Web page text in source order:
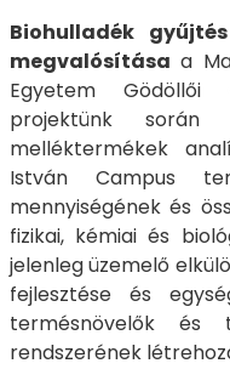
Biohulladék
megvalósítása a
Egyetem Gödöllői
projektünk
melléktermékek
István Campus
mennyiségének és
fizikai, kémiai és
jelenleg üzemelő
fejlesztése és
termésnövelők és
rendszerének